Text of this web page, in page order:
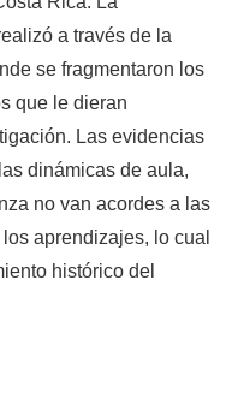
a través de la
se fragmentaron los
que le dieran
Las evidencias
dinámicas de aula,
no van acordes a las
aprendizajes, lo cual
histórico del